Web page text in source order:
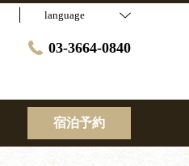
language
03-3664-0840
宿泊予約